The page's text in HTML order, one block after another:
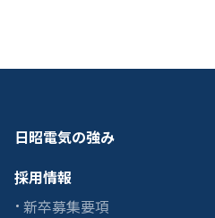
日昭電気の強み
採用情報
新卒募集要項